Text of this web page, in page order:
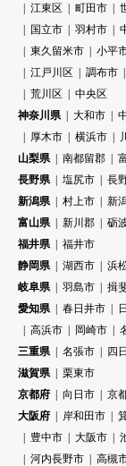
江東区
町田市
国立市
羽村市
東久留米市
小平
江戸川区
調布市
荒川区
中央区
神奈川県
大和市
厚木市
横浜市
山梨県
南都留郡
長野県
塩尻市 長
新潟県
村上市
新
富山県
新川郡 砺
福井県
福井市
静岡県
湖西市 浜
岐阜県
羽島市 揖
愛知県
春日井市
高浜市
岡崎市
三重県
名張市 四
滋賀県
栗東市
京都府
向日市
京
大阪府
岸和田市
豊中市
大阪市
河内長野市
高槻